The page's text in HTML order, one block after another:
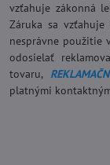
vzťahuje zákonná
Záruka sa
nesprávne použitie
odosielať
tovaru,
platnými